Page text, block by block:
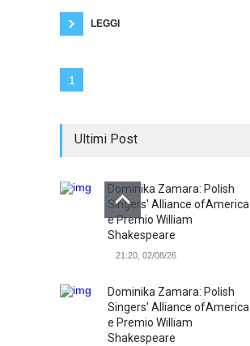
LEGGI
1
Ultimi Post
Dominika Zamara: Polish
Singers' Alliance ofAmerica
e Premio William
Shakespeare
21:20, 02/08/26
Dominika Zamara: Polish
Singers' Alliance ofAmerica
e Premio William
Shakespeare